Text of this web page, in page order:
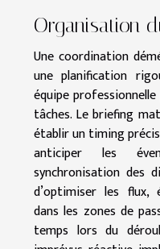
Organisation
Une coordination
une planification
équipe
tâches. Le briefing
établir un timing
anticiper les
synchronisation des
d’optimiser les flux,
dans les zones de
temps lors du